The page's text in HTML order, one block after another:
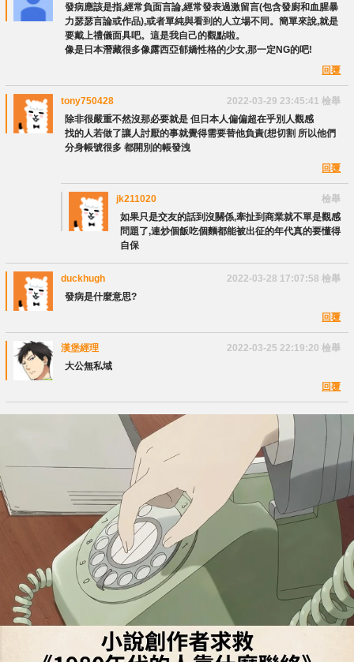
發病應該是指,經常負面言論,經常發表過激留言(包含發廚和血腥暴
力瑟瑟言論或作品),或者單純與看到的人立場不同。簡單來說,就是
要戴上禮儀面具吧。這是我自己的觀點啦。
像是日本潛藏很多像露西亞郁嬌性格的少女,那一定NG的吧!
回覆
tony750428 2022-03-29 23:45:41 檢舉
除非很嚴重不然沒那必要就是 但日本人偏偏超在乎別人觀感
找的人若做了讓人討厭的事就覺得需要替他負責(想切割 所以他們
分身帳號很多 都開別的帳發洩
回覆
jk211020
檢舉
如果只是交友的話到沒關係,牽扯到商業就不單是觀感
問題了,連炒個飯吃個麵都能被出征的年代真的要懂得
自保
duckhugh 2022-03-28 17:07:58 檢舉
發病是什麼意思?
回覆
漢堡經理 2022-03-25 22:19:20 檢舉
大公無私域
回覆